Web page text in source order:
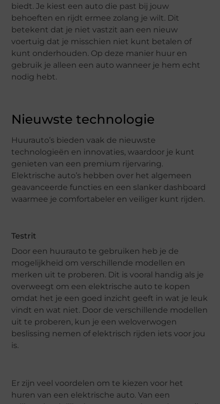
biedt. Je kiest een auto die past bij jouw
behoeften en rijdt ermee zolang je wilt. Dit
betekent dat je niet vastzit aan een nieuw
voertuig dat je misschien niet kunt betalen of
kunt onderhouden. Op deze manier huur en
gebruik je alleen een auto wanneer je hem echt
nodig hebt.
Nieuwste technologie
Huurauto’s bieden vaak de nieuwste
technologieën en innovaties, waardoor je kunt
genieten van een premium rijervaring.
Elektrische auto’s hebben over het algemeen
geavanceerde functies en een slanker dashboard
waarmee je comfortabeler en veiliger kunt rijden.
Testrit
Door een huurauto te gebruiken heb je de
mogelijkheid om verschillende modellen en
merken uit te proberen. Dit is vooral handig als je
overweegt om een elektrische auto te kopen
omdat het je een goed inzicht geeft in wat je leuk
vindt en wat niet. Door de verschillende modellen
uit te proberen, kun je een weloverwogen
beslissing nemen of elektrisch rijden iets voor jou
is.
Er zijn veel voordelen om te kiezen voor het
huren van een elektrische auto. Van een